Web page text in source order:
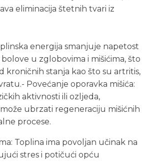
eliminacija štetnih tvari iz
energija smanjuje napetost
u zglobovima i mišićima, što
kroničnih stanja kao što su artritis,
Povećanje oporavka mišića:
aktivnosti ili ozljeda,
ubrzati regeneraciju mišićnih
procese.
Toplina ima povoljan učinak na
stres i potičući opću